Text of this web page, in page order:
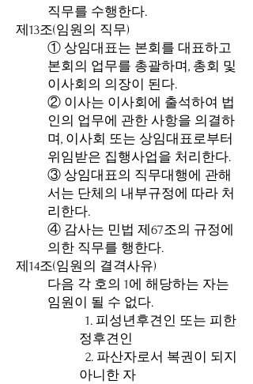
직무를 수행한다.
제13조(임원의 직무)
① 상임대표는 본회를 대표하고
본회의 업무를 총괄하며, 총회 및
이사회의 의장이 된다.
② 이사는 이사회에 출석하여 법
인의 업무에 관한 사항을 의결하
며, 이사회 또는 상임대표로부터
위임받은 집행사업을 처리한다.
③ 상임대표의 직무대행에 관해
서는 단체의 내부규정에 따라 처
리한다.
④ 감사는 민법 제67조의 규정에
의한 직무를 행한다.
제14조(임원의 결격사유)
다음 각 호의 1에 해당하는 자는
임원이 될 수 없다.
1. 피성년후견인 또는 피한
정후견인
2. 파산자로서 복권이 되지
아니한 자